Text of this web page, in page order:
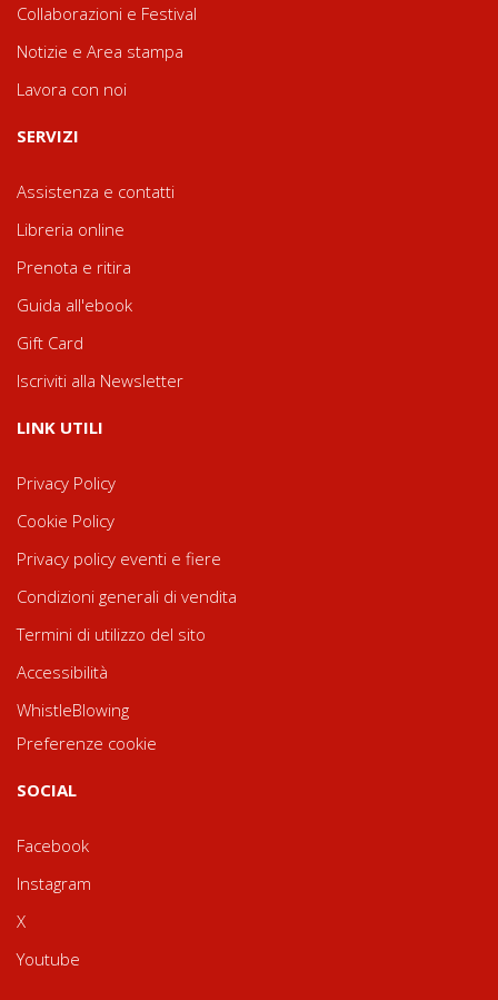
Collaborazioni e Festival
Notizie e Area stampa
Lavora con noi
SERVIZI
Assistenza e contatti
Libreria online
Prenota e ritira
Guida all'ebook
Gift Card
Iscriviti alla Newsletter
LINK UTILI
Privacy Policy
Cookie Policy
Privacy policy eventi e fiere
Condizioni generali di vendita
Termini di utilizzo del sito
Accessibilità
WhistleBlowing
Preferenze cookie
SOCIAL
Facebook
Instagram
X
Youtube